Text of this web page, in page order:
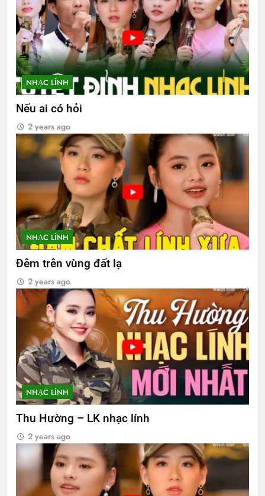
NHẠC LÍNH
Nếu ai có hỏi
2 years ago
NHẠC LÍNH
Đêm trên vùng đất lạ
2 years ago
NHẠC LÍNH
Thu Hường – LK nhạc lính
2 years ago